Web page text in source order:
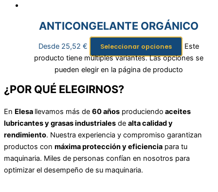
ANTICONGELANTE ORGÁNICO
Desde 25,52 € Seleccionar opciones
Este
producto tiene múltiples variantes. Las opciones se
pueden elegir en la página de producto
¿POR QUÉ ELEGIRNOS?
En Elesa llevamos más de 60 años produciendo aceites
lubricantes y grasas industriales de alta calidad y
rendimiento. Nuestra experiencia y compromiso garantizan
productos con máxima protección y eficiencia para tu
maquinaria. Miles de personas confían en nosotros para
optimizar el desempeño de su maquinaria.